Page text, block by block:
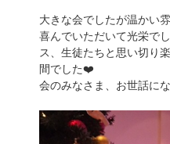
大きな会でしたが温かい
喜んでいただいて光栄で
ス、生徒たちと思い切り
間でした❤️
会のみなさま、お世話に